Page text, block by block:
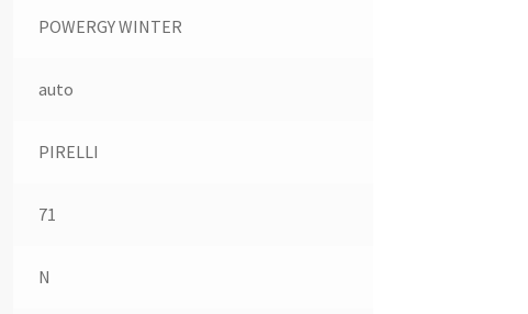
POWERGY WINTER
auto
PIRELLI
71
N